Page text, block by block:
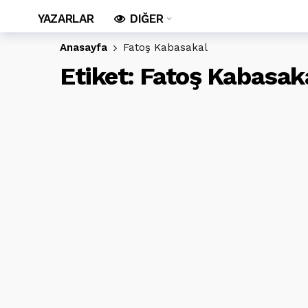
YAZARLAR DIĞER
Anasayfa Fatoş Kabasakal
Etiket: Fatoş